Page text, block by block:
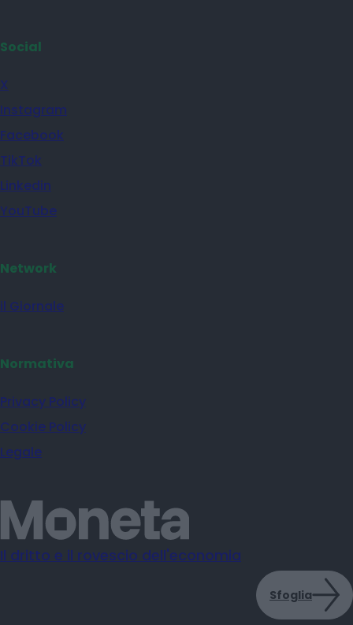
Social
X
Instagram
Facebook
TikTok
Linkedin
YouTube
Network
il Giornale
Normativa
Privacy Policy
Cookie Policy
Legale
Il dritto e il rovescio dell'economia
Sfoglia